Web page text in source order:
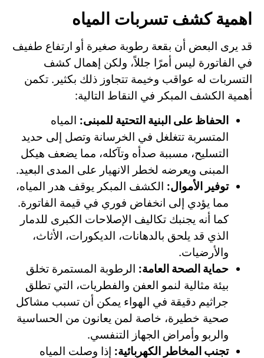
اهمية كشف تسربات المياه
قد يرى البعض أن بقعة رطوبة صغيرة أو ارتفاع طفيف
في الفاتورة ليس أمرًا جللاً، ولكن إهمال كشف
التسربات له عواقب وخيمة تتجاوز ذلك بكثير. تكمن
أهمية الكشف المبكر في النقاط التالية:
الحفاظ على البنية التحتية للمبنى: المياه
المتسربة تتغلغل في الخرسانة وتصل إلى حديد
التسليح، مسببة صدأه وتآكله، مما يضعف هيكل
المبنى ويعرضه لخطر الانهيار على المدى البعيد.
توفير الأموال: الكشف المبكر يوقف هدر المياه،
مما يؤدي إلى انخفاض فوري في قيمة الفاتورة.
كما أنه يجنبك تكاليف الإصلاحات الكبرى للدمار
الذي قد يلحق بالدهانات، الديكورات، الأثاث،
والأرضيات.
حماية الصحة العامة: الرطوبة المستمرة تخلق
بيئة مثالية لنمو العفن والفطريات، التي تطلق
جراثيم دقيقة في الهواء يمكن أن تسبب مشاكل
صحية خطيرة، خاصة لمن يعانون من الحساسية
والربو وأمراض الجهاز التنفسي.
تجنب المخاطر الكهربائية: إذا وصلت المياه